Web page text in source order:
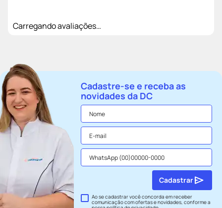
Carregando avaliações…
Cadastre-se e receba as
novidades da DC
Ao se cadastrar você concorda em receber
comunicação com ofertas e novidades, conforme a
Cadastrar